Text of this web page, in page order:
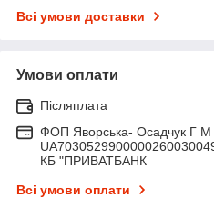
Всі умови доставки
Умови оплати
Післяплата
ФОП Яворська- Осадчук Г М
КБ "ПРИВАТБАНК
Всі умови оплати